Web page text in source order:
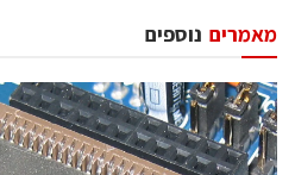
נוספים מאמרים